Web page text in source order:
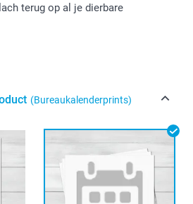
terug op al je dierbare
(Bureaukalenderprints)